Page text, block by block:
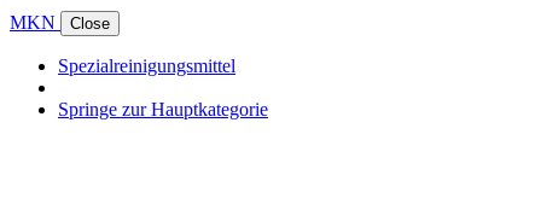
MKN Close
Spezialreinigungsmittel
Springe zur Hauptkategorie